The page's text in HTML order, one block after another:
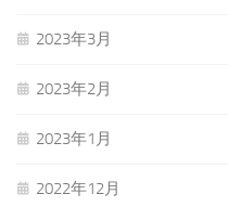
2023年3月
2023年2月
2023年1月
2022年12月